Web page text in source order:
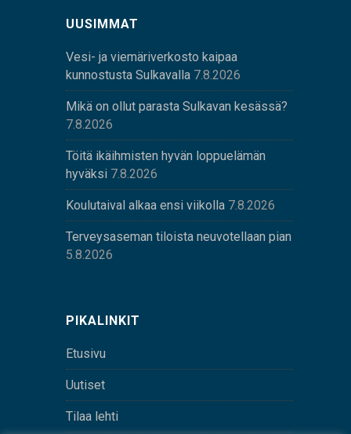
UUSIMMAT
Vesi- ja viemäriverkosto kaipaa
kunnostusta Sulkavalla 7.8.2026
Mikä on ollut parasta Sulkavan kesässä?
7.8.2026
Töitä ikäihmisten hyvän loppuelämän
hyväksi 7.8.2026
Koulutaival alkaa ensi viikolla 7.8.2026
Terveysaseman tiloista neuvotellaan pian
5.8.2026
PIKALINKIT
Etusivu
Uutiset
Tilaa lehti